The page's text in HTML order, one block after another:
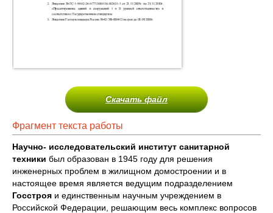
Скачать файл
Фрагмент текста работы
Научно- исследовательский институт санитарной
техники был образован в 1945 году для решения
инженерных проблем в жилищном домостроении и в
настоящее время является ведущим подразделением
Госстроя и единственным научным учреждением в
Российской Федерации, решающим весь комплекс вопросов